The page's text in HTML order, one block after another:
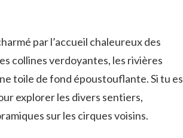
par l’accueil chaleureux des
collines verdoyantes, les rivières
toile de fond époustouflante. Si tu es
explorer les divers sentiers,
sur les cirques voisins.